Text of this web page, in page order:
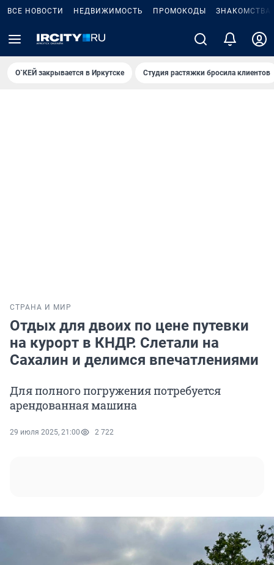
ВСЕ НОВОСТИ НЕДВИЖИМОСТЬ ПРОМОКОДЫ ЗНАКОМСТВА
О`КЕЙ закрывается в Иркутске Студия растяжки бросила клиентов
СТРАНА И МИР
Отдых для двоих по цене путевки
на курорт в КНДР. Слетали на
Сахалин и делимся впечатлениями
Для полного погружения потребуется
арендованная машина
29 июля 2025, 21:00 2 722